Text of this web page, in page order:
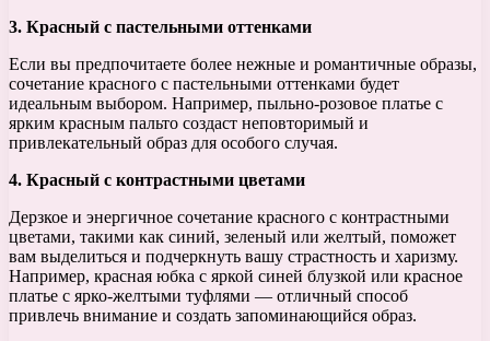
3. Красный с пастельными оттенками
Если вы предпочитаете более нежные и романтичные образы,
сочетание красного с пастельными оттенками будет
идеальным выбором. Например, пыльно-розовое платье с
ярким красным пальто создаст неповторимый и
привлекательный образ для особого случая.
4. Красный с контрастными цветами
Дерзкое и энергичное сочетание красного с контрастными
цветами, такими как синий, зеленый или желтый, поможет
вам выделиться и подчеркнуть вашу страстность и харизму.
Например, красная юбка с яркой синей блузкой или красное
платье с ярко-желтыми туфлями — отличный способ
привлечь внимание и создать запоминающийся образ.